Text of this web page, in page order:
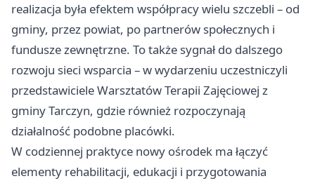
realizacja była efektem współpracy wielu szczebli – od
gminy, przez powiat, po partnerów społecznych i
fundusze zewnętrzne. To także sygnał do dalszego
rozwoju sieci wsparcia – w wydarzeniu uczestniczyli
przedstawiciele Warsztatów Terapii Zajęciowej z
gminy Tarczyn, gdzie również rozpoczynają
działalność podobne placówki.
W codziennej praktyce nowy ośrodek ma łączyć
elementy rehabilitacji, edukacji i przygotowania